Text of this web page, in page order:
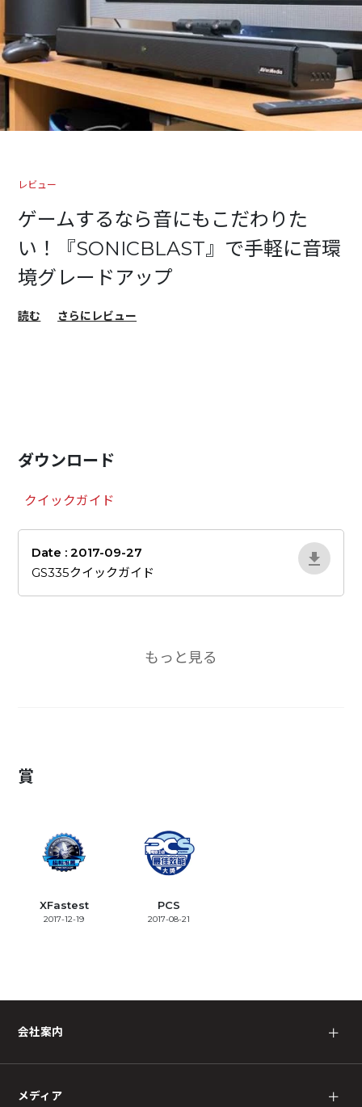
レビュー
ゲームするなら音にもこだわりた
い！『SONICBLAST』で手軽に音環
境グレードアップ
読む さらにレビュー
ダウンロード
クイックガイド
Date : 2017-09-27
GS335クイックガイド
もっと見る
賞
XFastest
2017-12-19
PCS
2017-08-21
会社案内 ＋
メディア ＋